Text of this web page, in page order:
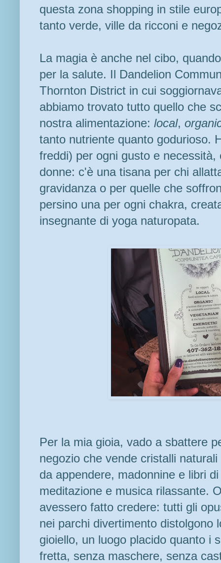
questa zona shopping in stile
tanto verde, ville da ricconi e
La magia è anche nel cibo,
per la salute. Il Dandelion
Thornton District in cui
abbiamo trovato tutto quello che
nostra alimentazione: local,
tanto nutriente quanto godurioso.
freddi) per ogni gusto e
donne: c'è una tisana per chi
gravidanza o per quelle che
persino una per ogni chakra,
insegnante di yoga naturopata.
Per la mia gioia, vado a sbattere
negozio che vende cristalli
da appendere, madonnine e libri
meditazione e musica rilassante.
avessero fatto credere: tutti gli
nei parchi divertimento distolgono
gioiello, un luogo placido quanto i
fretta, senza maschere, senza